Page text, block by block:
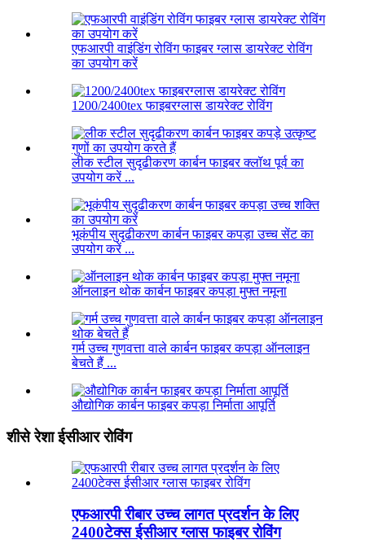
एफआरपी वाइंडिंग रोविंग फाइबर ग्लास डायरेक्ट रोविंग
का उपयोग करें
1200/2400tex फाइबरग्लास डायरेक्ट रोविंग
लीक स्टील सुदृढीकरण कार्बन फाइबर क्लॉथ पूर्व का
उपयोग करें ...
भूकंपीय सुदृढीकरण कार्बन फाइबर कपड़ा उच्च सेंट का
उपयोग करें ...
ऑनलाइन थोक कार्बन फाइबर कपड़ा मुफ्त नमूना
गर्म उच्च गुणवत्ता वाले कार्बन फाइबर कपड़ा ऑनलाइन
बेचते हैं ...
औद्योगिक कार्बन फाइबर कपड़ा निर्माता आपूर्ति
शीसे रेशा ईसीआर रोविंग
एफआरपी रीबार उच्च लागत प्रदर्शन के लिए
2400टेक्स ईसीआर ग्लास फाइबर रोविंग